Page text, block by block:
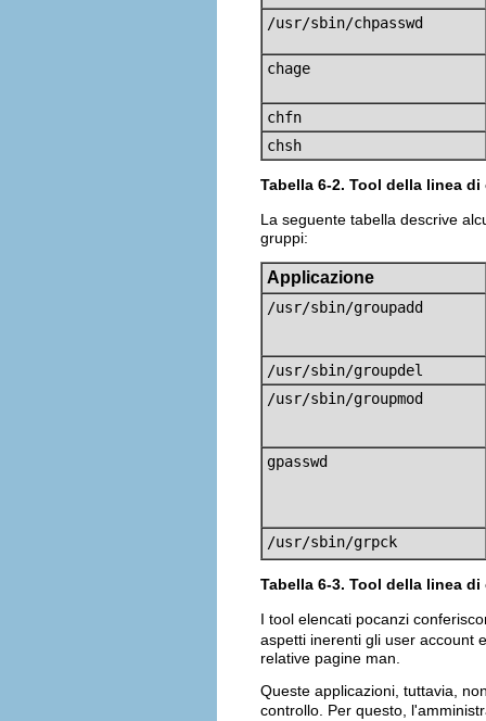
/usr/sbin/chpasswd
chage
chfn
chsh
Tabella 6-2. Tool della linea
La seguente tabella descrive
gruppi:
Applicazione
/usr/sbin/groupadd
/usr/sbin/groupdel
/usr/sbin/groupmod
gpasswd
/usr/sbin/grpck
Tabella 6-3. Tool della linea
I tool elencati pocanzi
aspetti inerenti gli user account
relative pagine man.
Queste applicazioni, tuttavia,
controllo. Per questo,